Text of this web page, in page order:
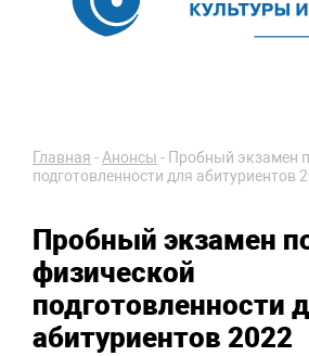
Главная -Анонсы - Пробный экзамен
подготовленности для абитуриентов
Пробный экзамен
физической
подготовленности
абитуриентов 2022